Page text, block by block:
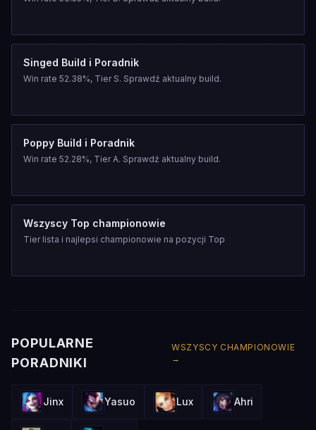
Singed Build i Poradnik
Win rate 52.38%, Tier S. Sprawdź aktualny build.
Poppy Build i Poradnik
Win rate 52.28%, Tier A. Sprawdź aktualny build.
Wszyscy Top championowie
Tier lista i najlepsi championowie na pozycji Top
POPULARNE
PORADNIKI
WSZYSCY CHAMPIONOWIE
→
Jinx Yasuo Lux Ahri